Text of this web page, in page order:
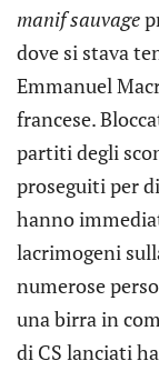
manif sauvage
dove si stava
Emmanuel
francese.
partiti degli
proseguiti per
hanno
lacrimogeni
numerose
una birra in
di CS lanciati